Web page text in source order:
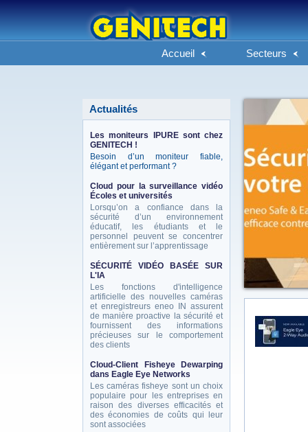
Accueil Secteurs
Actualités
Les moniteurs IPURE sont chez
GENITECH !
Besoin d’un moniteur fiable,
élégant et performant ?
Cloud pour la surveillance vidéo
Écoles et universités
Lorsqu’on a confiance dans la
sécurité d’un environnement
éducatif, les étudiants et le
personnel peuvent se concentrer
entièrement sur l’apprentissage
SÉCURITÉ VIDÉO BASÉE SUR
L'IA
Les fonctions d'intelligence
artificielle des nouvelles caméras
et enregistreurs eneo IN assurent
de manière proactive la sécurité et
fournissent des informations
précieuses sur le comportement
des clients
Cloud-Client Fisheye Dewarping
dans Eagle Eye Networks
Les caméras fisheye sont un choix
populaire pour les entreprises en
raison des diverses efficacités et
des économies de coûts qui leur
sont associées